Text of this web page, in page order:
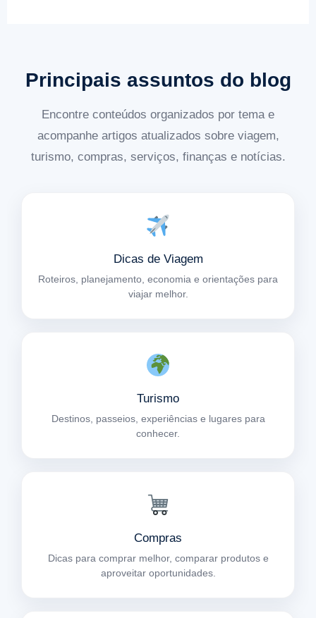
Principais assuntos do blog
Encontre conteúdos organizados por tema e
acompanhe artigos atualizados sobre viagem,
turismo, compras, serviços, finanças e notícias.
Dicas de Viagem
Roteiros, planejamento, economia e orientações para
viajar melhor.
Turismo
Destinos, passeios, experiências e lugares para
conhecer.
Compras
Dicas para comprar melhor, comparar produtos e
aproveitar oportunidades.